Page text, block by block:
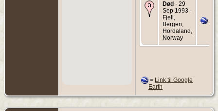
Død - 29
Sep 1993 -
Fjell,
Bergen,
Hordaland,
Norway
= Link til Google
Earth